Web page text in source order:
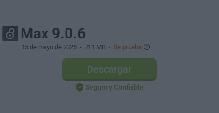
Max 9.0.6
15 de mayo de 2025 - 711 MB - De prueba
Descargar
Seguro y Confiable